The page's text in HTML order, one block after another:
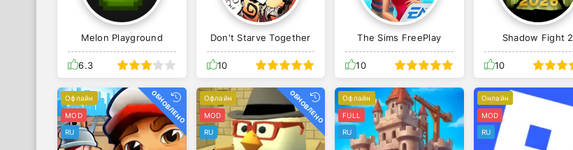
Melon Playground
6.3
Don't Starve Together
10
The Sims FreePlay
10
Shadow Fight 2
10
Офлайн
MOD
RU
ОБНОВЛЕНО Офлайн
MOD
RU
ОБНОВЛЕНО Офлайн
FULL
RU
Онлайн
MOD
RU